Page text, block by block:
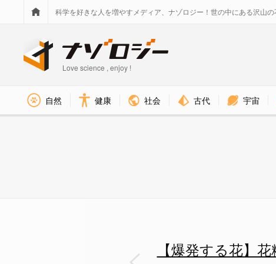
科学を好きな人を増やすメディア、ナゾロジー！世の中にある沢山の
Love science , enjoy !
自然 健康 社会 古代 宇宙
【爆発する花】